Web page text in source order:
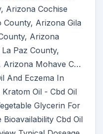
Arizona Cochise
Arizona Gila
Arizona
Paz County,
Arizona Mohave C…
And Eczema In
Oil - Cbd Oil
Glycerin For
Bioavailability Cbd Oil